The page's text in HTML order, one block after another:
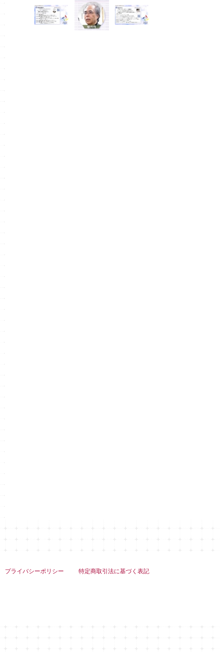
プライバシーポリシー 特定商取引法に基づく表記